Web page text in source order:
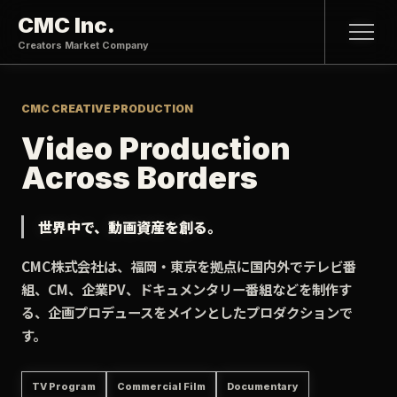
CMC Inc.
Creators Market Company
CMC CREATIVE PRODUCTION
Video Production
Across Borders
世界中で、動画資産を創る。
CMC株式会社は、福岡・東京を拠点に国内外でテレビ番
組、CM、企業PV、ドキュメンタリー番組などを制作す
る、企画プロデュースをメインとしたプロダクションで
す。
TV Program Commercial Film Documentary